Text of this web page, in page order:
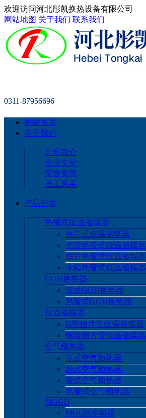
欢迎访问河北彤凯换热设备有限公司
网站地图 关于我们 联系我们
0311-87956696
网站首页
关于我们
公司简介
企业文化
荣誉资质
员工风采
产品分类
热管式低温省煤器
热管式低温省煤器
光管热管式低温省煤器
翅片热管式低温省煤器
水箱热管式低温省煤器
GGH换热器
管式GGH换热器
热管式GGH换热器
低温省煤器
H型翅片管低温省煤器
螺旋翅片管低温省煤器
空气预热器
立式空气预热器
卧式空气预热器
管式空气预热器
热管式空气预热器
MGGH
MGGH冷却器